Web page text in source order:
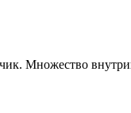
Множество